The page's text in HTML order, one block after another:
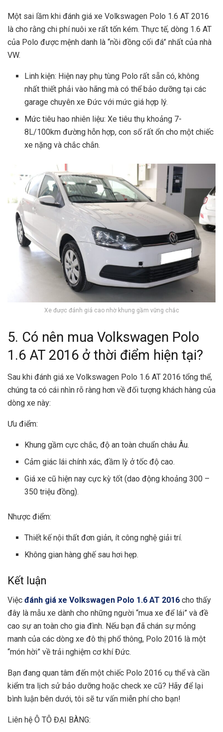
Một sai lầm khi đánh giá xe Volkswagen Polo 1.6 AT 2016
là cho rằng chi phí nuôi xe rất tốn kém. Thực tế, dòng 1.6 AT
của Polo được mệnh danh là “nồi đồng cối đá” nhất của nhà
VW.
Linh kiện: Hiện nay phụ tùng Polo rất sẵn có, không
nhất thiết phải vào hãng mà có thể bảo dưỡng tại các
garage chuyên xe Đức với mức giá hợp lý.
Mức tiêu hao nhiên liệu: Xe tiêu thụ khoảng 7-
8L/100km đường hỗn hợp, con số rất ổn cho một chiếc
xe nặng và chắc chắn.
Xe được đánh giá cao nhờ khung gầm vững chắc
5. Có nên mua Volkswagen Polo
1.6 AT 2016 ở thời điểm hiện tại?
Sau khi đánh giá xe Volkswagen Polo 1.6 AT 2016 tổng thể,
chúng ta có cái nhìn rõ ràng hơn về đối tượng khách hàng của
dòng xe này:
Ưu điểm:
Khung gầm cực chắc, độ an toàn chuẩn châu Âu.
Cảm giác lái chính xác, đầm lỳ ở tốc độ cao.
Giá xe cũ hiện nay cực kỳ tốt (dao động khoảng 300 –
350 triệu đồng).
Nhược điểm:
Thiết kế nội thất đơn giản, ít công nghệ giải trí.
Không gian hàng ghế sau hơi hẹp.
Kết luận
Việc đánh giá xe Volkswagen Polo 1.6 AT 2016 cho thấy
đây là mẫu xe dành cho những người “mua xe để lái” và đề
cao sự an toàn cho gia đình. Nếu bạn đã chán sự mỏng
manh của các dòng xe đô thị phổ thông, Polo 2016 là một
“món hời” về trải nghiệm cơ khí Đức.
Bạn đang quan tâm đến một chiếc Polo 2016 cụ thể và cần
kiểm tra lịch sử bảo dưỡng hoặc check xe cũ? Hãy để lại
bình luận bên dưới, tôi sẽ tư vấn miễn phí cho bạn!
Liên hệ Ô TÔ ĐẠI BÀNG: